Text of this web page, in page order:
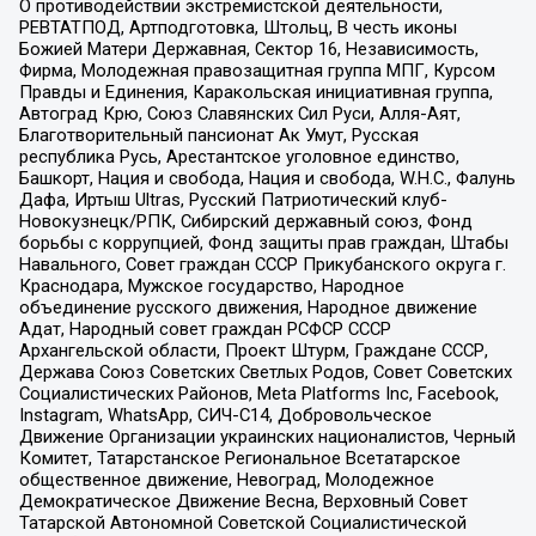
О противодействии экстремистской деятельности,
РЕВТАТПОД, Артподготовка, Штольц, В честь иконы
Божией Матери Державная, Сектор 16, Независимость,
Фирма, Молодежная правозащитная группа МПГ, Курсом
Правды и Единения, Каракольская инициативная группа,
Автоград Крю, Союз Славянских Сил Руси, Алля-Аят,
Благотворительный пансионат Ак Умут, Русская
республика Русь, Арестантское уголовное единство,
Башкорт, Нация и свобода, Нация и свобода, W.H.С., Фалунь
Дафа, Иртыш Ultras, Русский Патриотический клуб-
Новокузнецк/РПК, Сибирский державный союз, Фонд
борьбы с коррупцией, Фонд защиты прав граждан, Штабы
Навального, Совет граждан СССР Прикубанского округа г.
Краснодара, Мужское государство, Народное
объединение русского движения, Народное движение
Адат, Народный совет граждан РСФСР СССР
Архангельской области, Проект Штурм, Граждане СССР,
Держава Союз Советских Светлых Родов, Совет Советских
Социалистических Районов, Meta Platforms Inc, Facebook,
Instagram, WhatsApp, СИЧ-С14, Добровольческое
Движение Организации украинских националистов, Черный
Комитет, Татарстанское Региональное Всетатарское
общественное движение, Невоград, Молодежное
Демократическое Движение Весна, Верховный Совет
Татарской Автономной Советской Социалистической